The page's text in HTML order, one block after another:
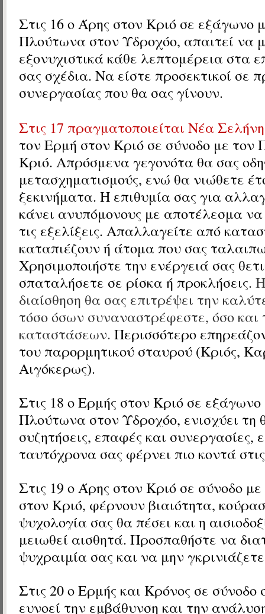
Στις 16 ο Άρης στον Κριό σε εξάγωνο
Πλούτωνα στον Υδροχόο, απαιτεί να
εξονυχιστικά κάθε λεπτομέρεια στα
σας σχέδια. Να είστε προσεκτικοί σε
συνεργασίας που θα σας γίνουν.
Στις 17 πραγματοποιείται Νέα
τονΕρμή στον Κριό σε σύνοδο με τον
Κριό. Απρόσμενα γεγονότα θα σας
μετασχηματισμούς, ενώ θα νιώθετε
ξεκινήματα. Η επιθυμία σας για
κάνει ανυπόμονους με αποτέλεσμα να
τις εξελίξεις. Απαλλαγείτε από
καταπιέζουν ή άτομα που σας
Χρησιμοποιήστε την ενέργειά σας
σπαταλήσετε σε ρίσκα ή προκλήσεις.
διαίσθηση θα σας επιτρέψει την
τόσο όσων συναναστρέφεστε, όσο και
καταστάσεων. Περισσότερο
του παρορμητικού σταυρού (Κριός,
Αιγόκερως).
Στις 18 ο Ερμής στον Κριό σε εξάγωνο
Πλούτωνα στον Υδροχόο, ενισχύει τη
συζητήσεις, επαφές και συνεργασίες,
ταυτόχρονα σας φέρνει πιο κοντά
Στις 19 ο Άρης στον Κριό σε σύνοδο
στον Κριό, φέρνουν βιαιότητα,
ψυχολογία σας θα πέσει και η
μειωθεί αισθητά. Προσπαθήστε να
ψυχραιμία σας και να μην
Στις 20 ο Ερμής και Κρόνος σε σύνοδο
ευνοεί την εμβάθυνση και την